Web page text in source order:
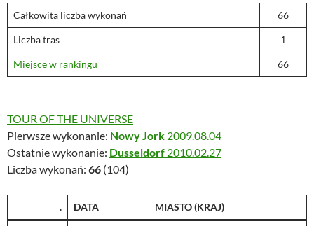
Całkowita liczba wykonań 66
Liczba tras 1
Miejsce w rankingu 66
TOUR OF THE UNIVERSE
Pierwsze wykonanie: Nowy Jork 2009.08.04
Ostatnie wykonanie: Dusseldorf 2010.02.27
Liczba wykonań: 66 (104)
. DATA MIASTO(KRAJ)